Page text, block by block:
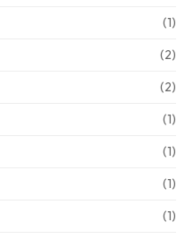
(1)
(2)
(2)
(1)
(1)
(1)
(1)